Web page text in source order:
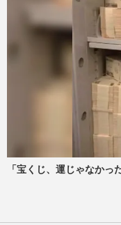
「宝くじ、運じゃなかっ